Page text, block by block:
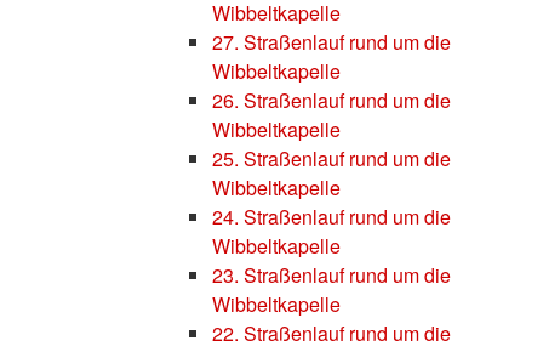
Wibbeltkapelle
27. Straßenlauf rund um die
Wibbeltkapelle
26. Straßenlauf rund um die
Wibbeltkapelle
25. Straßenlauf rund um die
Wibbeltkapelle
24. Straßenlauf rund um die
Wibbeltkapelle
23. Straßenlauf rund um die
Wibbeltkapelle
22. Straßenlauf rund um die